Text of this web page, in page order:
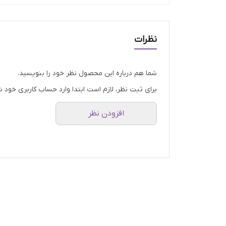
نظرات
شما هم درباره این محصول نظر خود را بنویسید.
برای ثبت نظر، لازم است ابتدا وارد حساب کاربری خود
افزودن نظر